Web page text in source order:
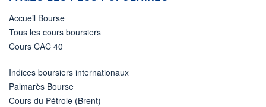
Accueil Bourse
Tous les cours boursiers
Cours CAC 40
Indices boursiers internationaux
Palmarès Bourse
Cours du Pétrole (Brent)